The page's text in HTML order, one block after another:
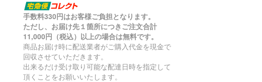
手数料330円はお客様ご負担となります。
ただし、お届け先１箇所につきご注文合計
11,000円（税込）以上の場合は無料です。
商品お届け時に配送業者がご購入代金を現金で
回収させていただきます。
出来るだけ受け取り可能な配達日時を指定して
頂くことをお願いいたします。